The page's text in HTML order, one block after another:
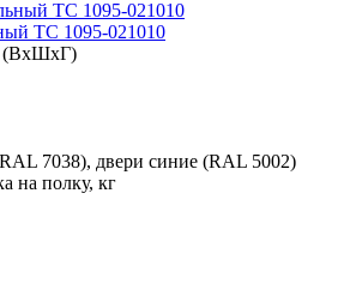
ТС 1095-021010
(ВхШхГ)
7038), двери синие (RAL 5002)
на полку, кг